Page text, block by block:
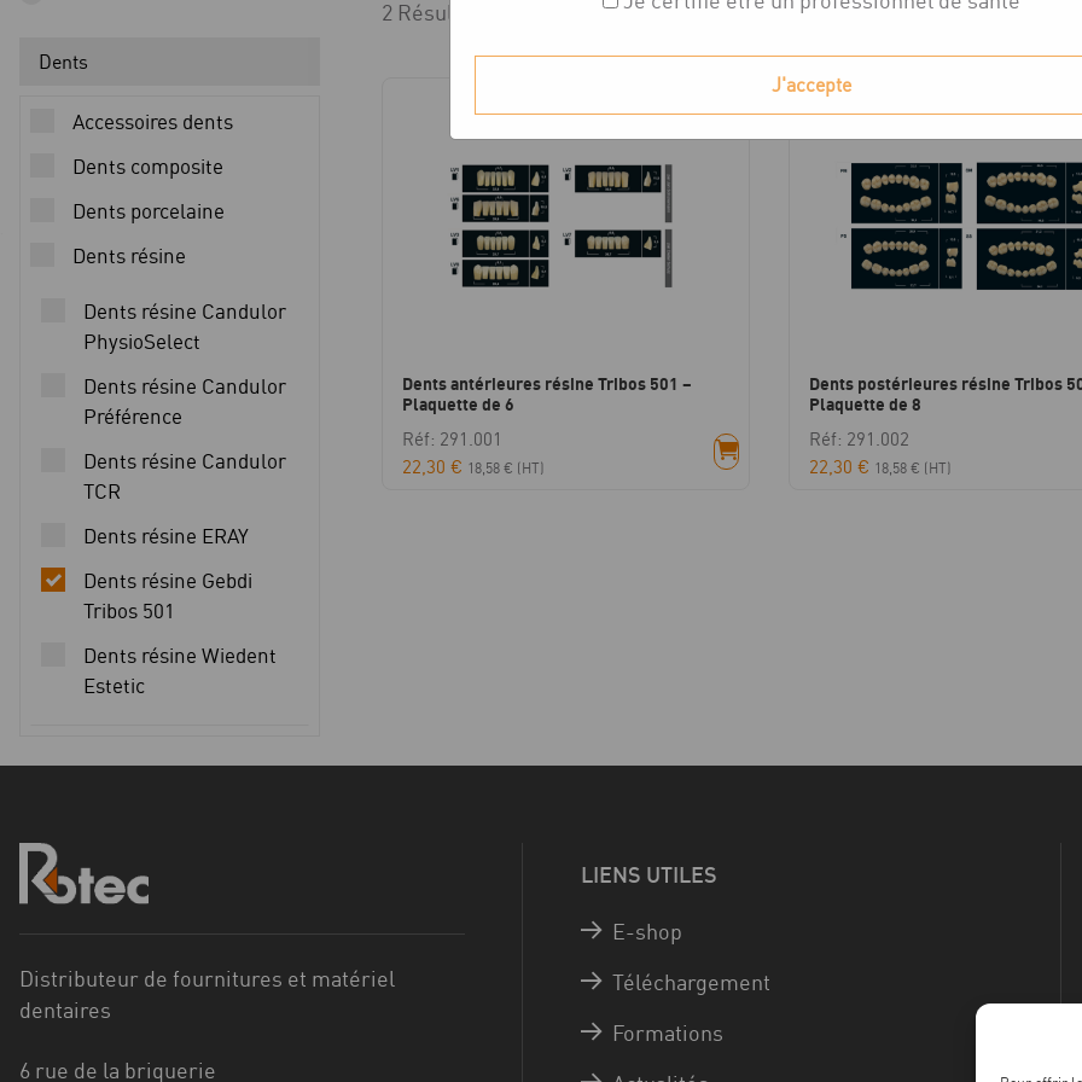
Dents
Accessoires dents
Dents composite
Dents porcelaine
Dents résine
Dents résine Candulor
PhysioSelect
Dents résine Candulor
Préférence
Dents résine Candulor
TCR
Dents résine ERAY
Dents résine Gebdi
Tribos 501
Dents résine Wiedent
Estetic
2 Résultats affichés
Dents antérieures résine Tribos 501 –
Plaquette de 6
Réf: 291.001
22,30 € 18,58 € (HT)
Dents postérieures résine Tribos
Plaquette de 8
Réf: 291.002
22,30 € 18,58 € (HT)
Distributeur de fournitures et matériel
dentaires
6 rue de la briquerie
LIENS UTILES
E-shop
Téléchargement
Formations
J'accepte